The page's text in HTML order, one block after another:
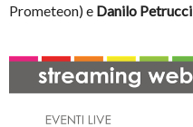
Prometeon) e Danilo Petrucci